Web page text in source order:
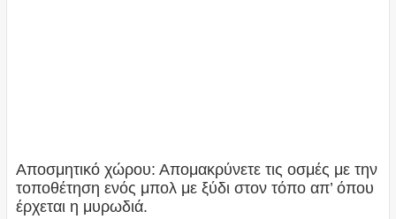
Αποσμητικό χώρου: Απομακρύνετε τις οσμές με την
τοποθέτηση ενός μπoλ με ξύδι στον τόπο απ’ όπου
έρχεται η μυρωδιά.